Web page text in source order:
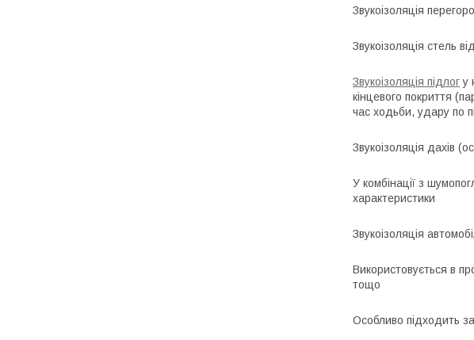
Звукоізоляція
Звукоізоляція стель
Звукоізоляція підлогу
кінцевого покриття
час ходьби, удару по
Звукоізоляція дахів
У комбінації з
характеристики
Звукоізоляція
Використовується в
тощо
Особливо підходить